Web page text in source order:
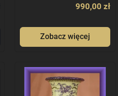
990,00 zł
Zobacz więcej